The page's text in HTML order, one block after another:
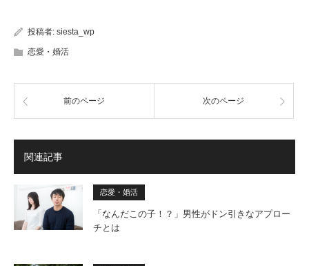
投稿者: siesta_wp
恋愛・婚活
前のページ 次のページ
関連記事
恋愛・婚活
「なんだこの子！？」男性がドン引きなアプロー
チとは